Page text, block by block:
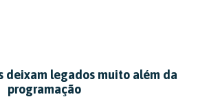
deixam legados muito além da
programação